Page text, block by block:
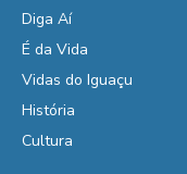
Diga Aí
É da Vida
Vidas do Iguaçu
História
Cultura